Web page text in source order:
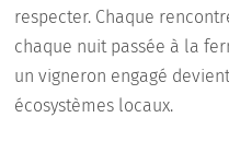
respecter. Chaque
chaque nuit passée à la
un vigneron engagé
écosystèmes locaux.